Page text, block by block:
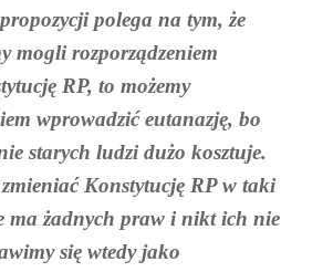
polega na tym, że
mogli rozporządzeniem
RP, to możemy
wprowadzić eutanazję, bo
starych ludzi dużo kosztuje.
Konstytucję RP w taki
ma żadnych praw i nikt ich nie
się wtedy jako